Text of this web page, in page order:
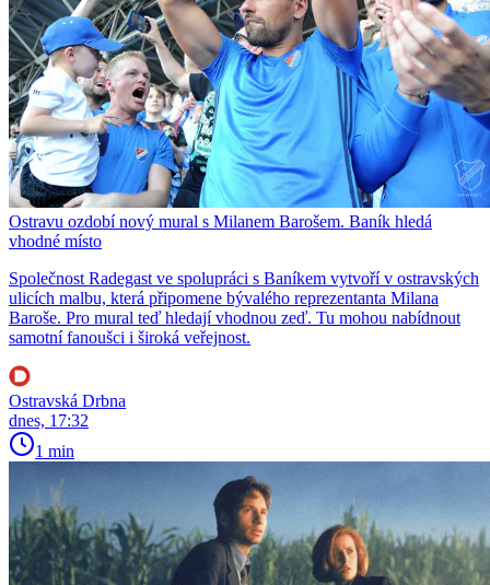
Ostravu ozdobí nový mural s Milanem Barošem. Baník hledá
vhodné místo
Společnost Radegast ve spolupráci s Baníkem vytvoří v ostravských
ulicích malbu, která připomene bývalého reprezentanta Milana
Baroše. Pro mural teď hledají vhodnou zeď. Tu mohou nabídnout
samotní fanoušci i široká veřejnost.
Ostravská Drbna
dnes, 17:32
1 min